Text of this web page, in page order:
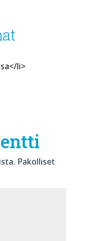
li>
Pakolliset